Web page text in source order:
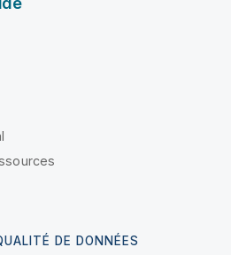
DE DONNÉES